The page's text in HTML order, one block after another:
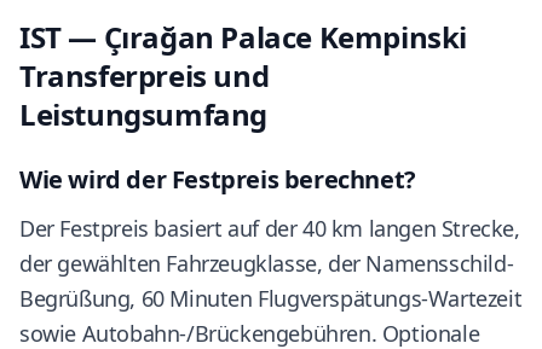
IST — Çırağan Palace Kempinski
Transferpreis und
Leistungsumfang
Wie wird der Festpreis berechnet?
Der Festpreis basiert auf der 40 km langen Strecke,
der gewählten Fahrzeugklasse, der Namensschild-
Begrüßung, 60 Minuten Flugverspätungs-Wartezeit
sowie Autobahn-/Brückengebühren. Optionale